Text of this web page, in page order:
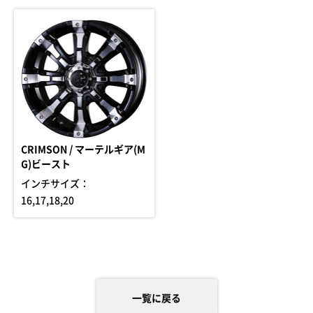
CRIMSON / マーテルギア(M
G)ビースト
インチサイズ：
16,17,18,20
一覧に戻る